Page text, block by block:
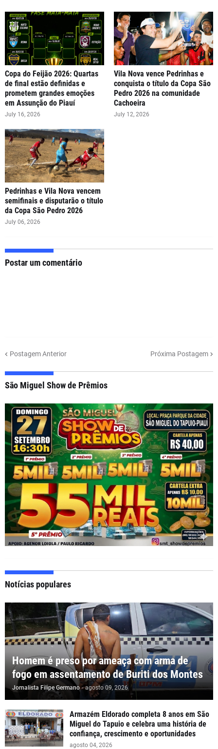
Copa do Feijão 2026: Quartas
de final estão definidas e
prometem grandes emoções
em Assunção do Piauí
July 16, 2026
Vila Nova vence Pedrinhas e
conquista o título da Copa São
Pedro 2026 na comunidade
Cachoeira
July 12, 2026
Pedrinhas e Vila Nova vencem
semifinais e disputarão o título
da Copa São Pedro 2026
July 06, 2026
Postar um comentário
Postagem Anterior Próxima Postagem
São Miguel Show de Prêmios
Notícias populares
Homem é preso por ameaça com arma de
fogo em assentamento de Buriti dos Montes
Jornalista Filipe Germano - agosto 09, 2026
Armazém Eldorado completa 8 anos em São
Miguel do Tapuio e celebra uma história de
confiança, crescimento e oportunidades
agosto 04, 2026